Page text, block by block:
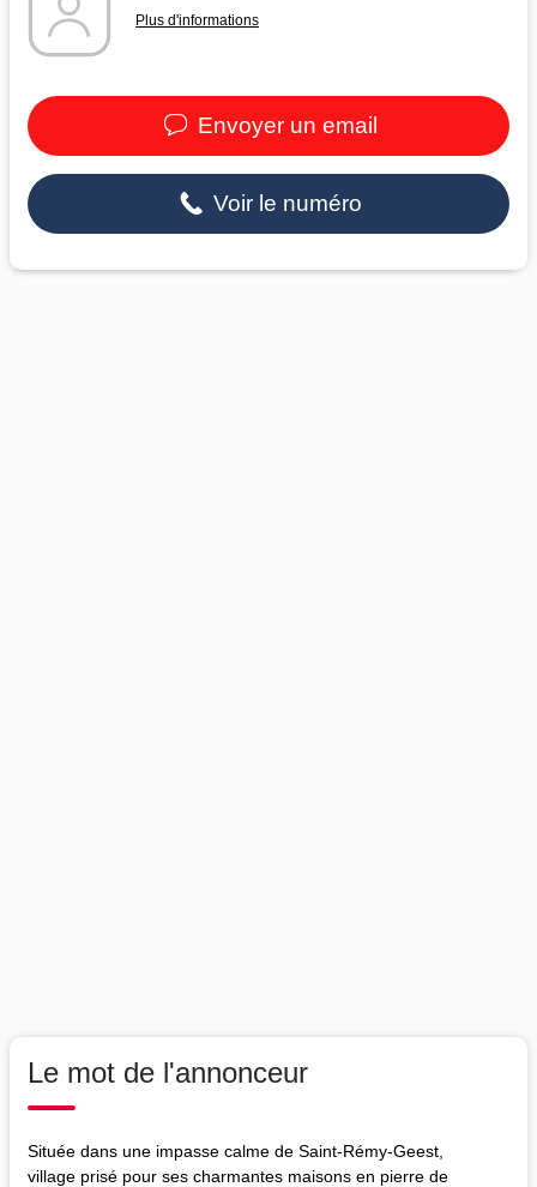
Plus d'informations
Envoyer un email
Voir le numéro
Le mot de l'annonceur
Située dans une impasse calme de Saint-Rémy-Geest,
village prisé pour ses charmantes maisons en pierre de